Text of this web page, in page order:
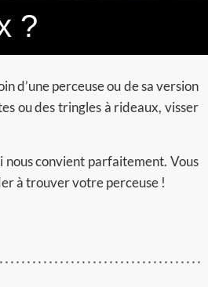
?
d’une perceuse ou de sa version
ou des tringles à rideaux, visser
nous convient parfaitement. Vous
à trouver votre perceuse !